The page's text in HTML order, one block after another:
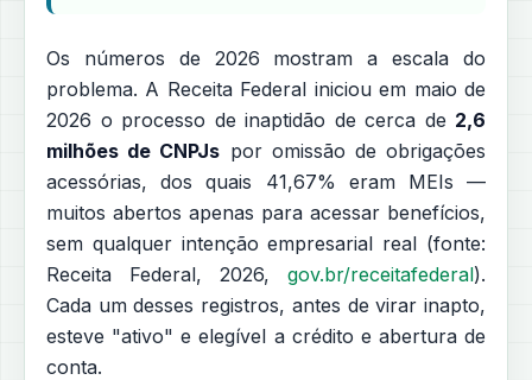
Os números de 2026 mostram a escala do
problema. A Receita Federal iniciou em maio de
2026 o processo de inaptidão de cerca de 2,6
milhões de CNPJs por omissão de obrigações
acessórias, dos quais 41,67% eram MEIs —
muitos abertos apenas para acessar benefícios,
sem qualquer intenção empresarial real (fonte:
Receita Federal, 2026, gov.br/receitafederal).
Cada um desses registros, antes de virar inapto,
esteve "ativo" e elegível a crédito e abertura de
conta.